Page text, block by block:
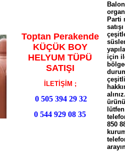
Toptan Perakende
KÜÇÜK BOY
HELYUM TÜPÜ
SATIŞI
İLETİŞİM ;
0 505 394 29 32
0 544 929 08 35
Balon
Parti
için
lütfen
850